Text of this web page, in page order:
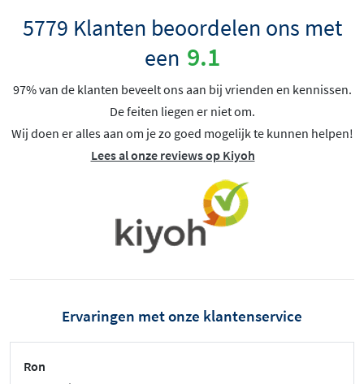
5779 Klanten beoordelen ons met
een 9.1
97% van de klanten beveelt ons aan bij vrienden en kennissen.
De feiten liegen er niet om.
Wij doen er alles aan om je zo goed mogelijk te kunnen helpen!
Lees al onze reviews op Kiyoh
Ervaringen met onze klantenservice
Ron